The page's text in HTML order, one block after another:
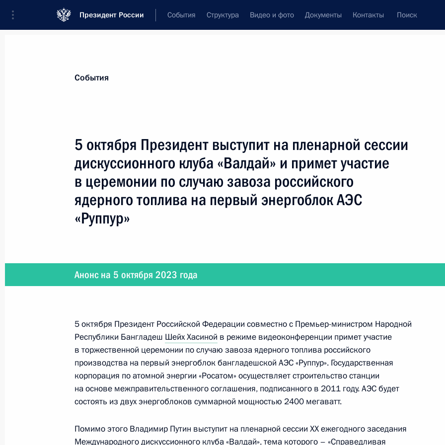
Президент России События Структура Видео и фото Документы Контакты Поиск
Показать следующие материалы
Телефонный разговор с Президентом переходного периода Мали
Ассими Гойтой
10 октября 2023 года, 18:20
Российско-иракские переговоры
10 октября 2023 года, 14:55
10 октября в Кремле состоятся переговоры Президента
Российской Федерации Владимира Путина с Премьер-министром
Республики Ирак Мухаммедом Судани
9 октября 2023 года, 16:25
7 октября 2023 года, 16:30
События
5 октября Президент выступит на пленарной сессии
дискуссионного клуба «Валдай» и примет участие
в церемонии по случаю завоза российского
ядерного топлива на первый энергоблок АЭС
«Руппур»
Анонс на 5 октября 2023 года
5 октября Президент Российской Федерации совместно с Премьер-министром Народной
Республики Бангладеш Шейх Хасиной в режиме видеоконференции примет участие
в торжественной церемонии по случаю завоза ядерного топлива российского
производства на первый энергоблок бангладешской АЭС «Руппур». Государственная
корпорация по атомной энергии «Росатом» осуществляет строительство станции
на основе межправительственного соглашения, подписанного в 2011 году. АЭС будет
состоять из двух энергоблоков суммарной мощностью 2400 мегаватт.
Помимо этого Владимир Путин выступит на пленарной сессии XX ежегодного заседания
Международного дискуссионного клуба «Валдай», тема которого – «Справедливая